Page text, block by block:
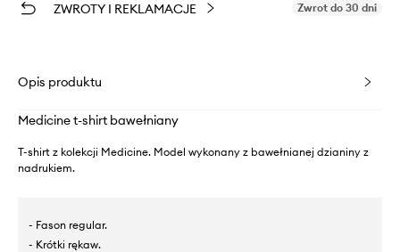
ZWROTY I REKLAMACJE Zwrot do 30 dni
Opis produktu
Medicine t-shirt bawełniany
T-shirt z kolekcji Medicine. Model wykonany z bawełnianej dzianiny z
nadrukiem.
- Fason regular.
- Krótki rękaw.